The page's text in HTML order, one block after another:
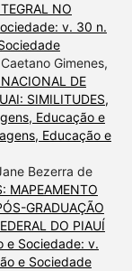
NO
v. 30 n.
Gimenes,
DE
SIMILITUDES,
Educação e
Educação e
Bezerra de
MAPEAMENTO
GRADUAÇÃO
DO PIAUÍ
e Sociedade: v.
e Sociedade